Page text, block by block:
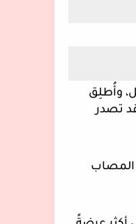
عليها أكياس لأنها تشبه في شكلها الكيس، وتكون مملوءة بالمواد أو الإفرازات التي قد تصدر